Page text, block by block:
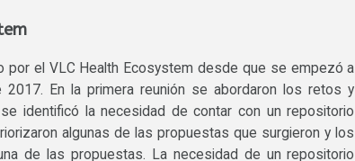
por el VLC Health Ecosystem desde que se empezó a
En la primera reunión se abordaron los retos y
identificó la necesidad de contar con un repositorio
algunas de las propuestas que surgieron y los
de las propuestas. La necesidad de un repositorio